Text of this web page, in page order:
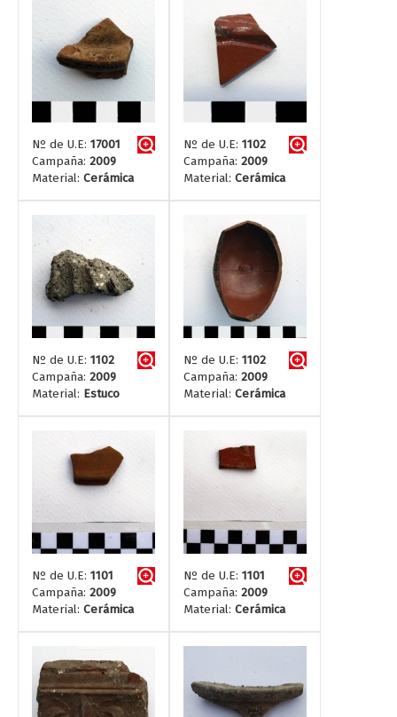
Nº de U.E: 17001
Campaña: 2009
Material: Cerámica
Nº de U.E: 1102
Campaña: 2009
Material: Cerámica
Nº de U.E: 1102
Campaña: 2009
Material: Estuco
Nº de U.E: 1102
Campaña: 2009
Material: Cerámica
Nº de U.E: 1101
Campaña: 2009
Material: Cerámica
Nº de U.E: 1101
Campaña: 2009
Material: Cerámica